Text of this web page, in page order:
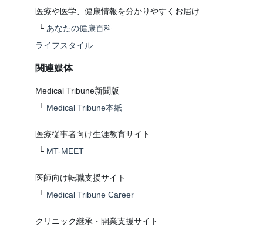
医療や医学、健康情報を分かりやすくお届け
└ あなたの健康百科
ライフスタイル
関連媒体
Medical Tribune新聞版
└ Medical Tribune本紙
医療従事者向け生涯教育サイト
└ MT-MEET
医師向け転職支援サイト
└ Medical Tribune Career
クリニック継承・開業支援サイト